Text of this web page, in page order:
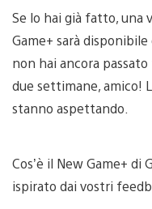
Se lo hai già fatto, una
Game+ sarà
non hai ancora
due settimane, amico!
stanno aspettando.
Cos’è il New Game+
ispirato dai vostri